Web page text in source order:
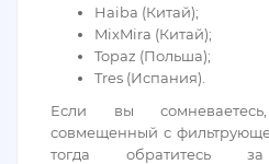
Haiba (Китай);
MixMira (Китай);
Topaz (Польша);
Tres (Испания).
Если вы
совмещенный с
тогда обратитесь за